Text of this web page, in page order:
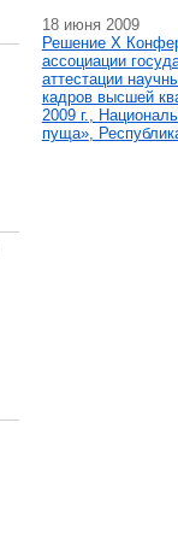
18 июня 2009
Решение X
ассоциации
аттестации
кадров высшей
2009 г.,
пуща»,